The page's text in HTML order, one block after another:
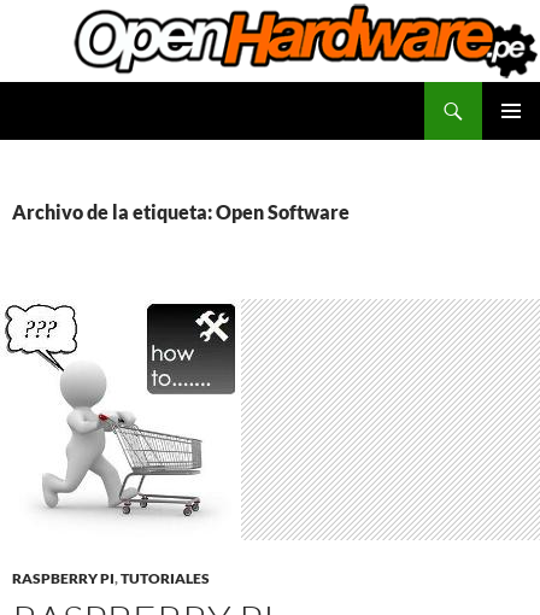
contenido
Archivo de la etiqueta: Open Software
RASPBERRY PI,TUTORIALES